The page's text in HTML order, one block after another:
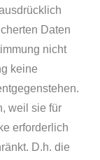
Daten
nicht
keine
weil sie für
erforderlich
D.h. die